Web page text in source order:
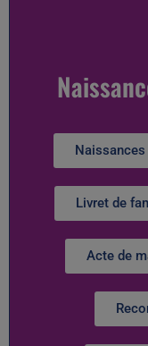
Naissances
Livret de
Acte de